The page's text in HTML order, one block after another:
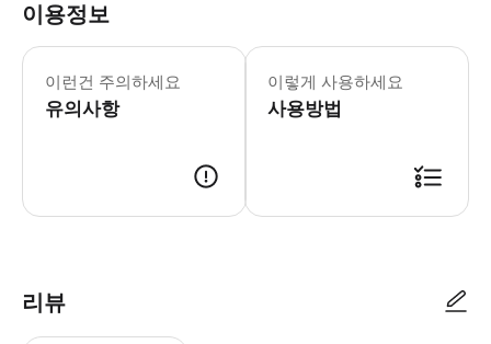
이용정보
이런건 주의하세요
유의사항
이 투어는 활동 수준이 가볍거나 중간
이렇게 사용하세요
사용방법
리뷰